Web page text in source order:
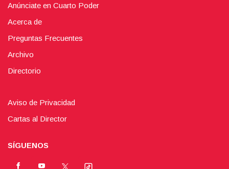
Anúnciate en Cuarto Poder
Acerca de
Preguntas Frecuentes
Archivo
Directorio
Aviso de Privacidad
Cartas al Director
SÍGUENOS